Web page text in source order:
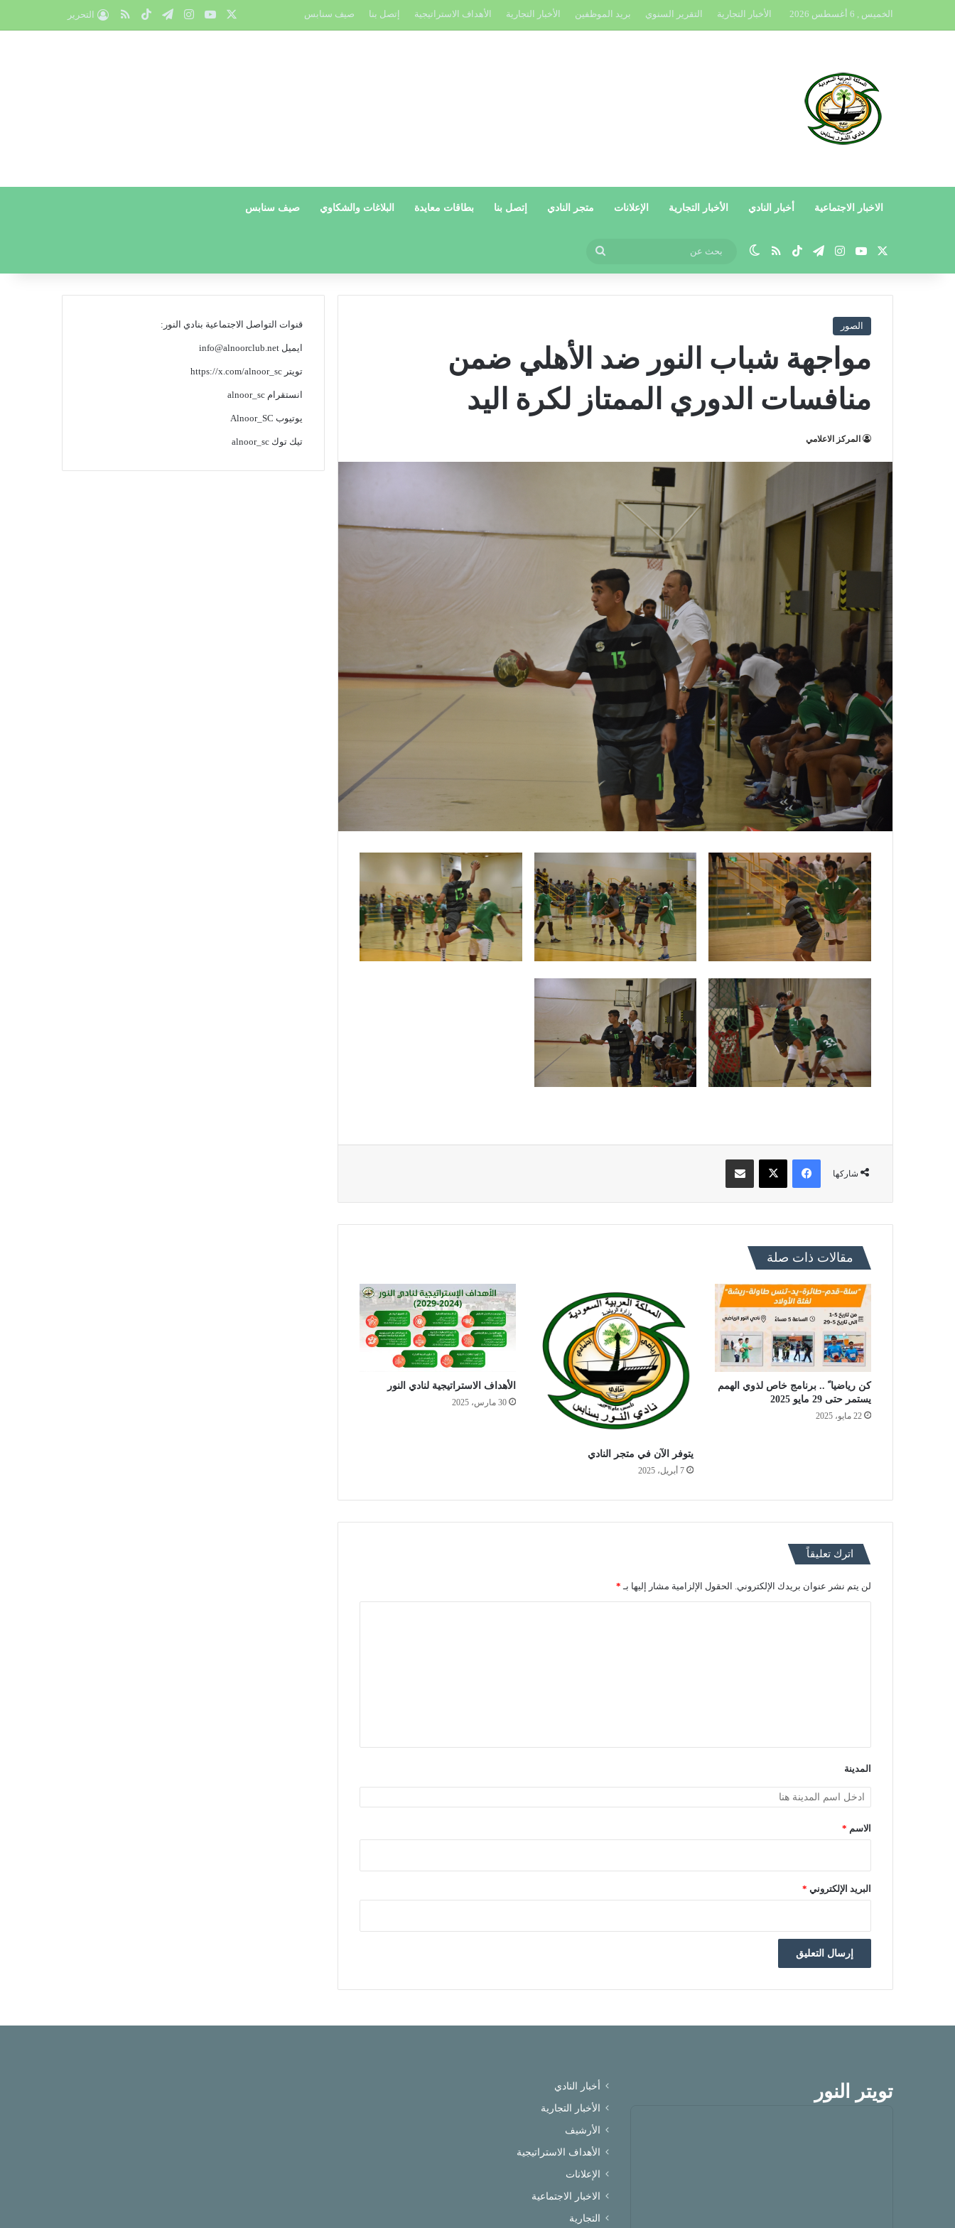
الخميس , 6 أغسطس 2026 الأخبار التجارية التقرير السنوي بريد الموظفين الأخبار التجارية الأهداف الاستراتيجية إتصل بنا صيف سنابس يوتيوبانستقرام
تيلقرام‫TikTokملخص الموقع RSS
التحرير
الاخبار الاجتماعية أخبار النادي الأخبار التجارية الإعلانات متجر النادي إتصل بنا بطاقات معايدة البلاغات والشكاوي صيف سنابس
يوتيوبانستقرام
تيلقرام‫TikTokملخص الموقع RSS
الوضع المظلم
عن
الصور
مواجهة شباب النور ضد الأهلي ضمن
منافسات الدوري الممتاز لكرة اليد
المركز الاعلامي
شاركها
فيسبوك X
مقالات ذات صلة
كن رياضيا ً .. برنامج خاص لذوي الهمم
يستمر حتى 29 مايو 2025
22 مايو، 2025
يتوفر الآن في متجر النادي
7 أبريل، 2025
الأهداف الاستراتيجية لنادي النور
30 مارس، 2025
اترك تعليقاً
لن يتم نشر عنوان بريدك الإلكتروني. الحقول الإلزامية مشار إليها بـ *
المدينة
الاسم *
البريد الإلكتروني *
قنوات التواصل الاجتماعية بنادي النور:
ايميلinfo@alnoorclub.net
تويترhttps://x.com/alnoor_sc
انستقرامalnoor_sc
يوتيوب Alnoor_SC
تيك توكalnoor_sc
تويتر النور أخبار النادي
الأخبار التجارية
الأرشيف
الأهداف الاستراتيجية
الإعلانات
الاخبار الاجتماعية
التجارية